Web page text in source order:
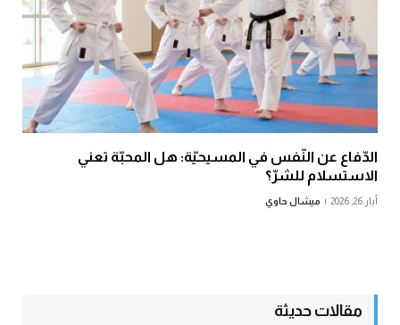
الدّفاع عن النّفس في المسيحيّة: هل المحبّة تعني
الاستسلام للشرّ؟
أيار 26, 2026 ميشال حاوي
مقالات حديثة